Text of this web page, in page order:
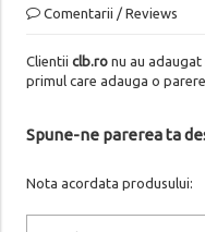
Comentarii / Reviews
Clientii clb.ronu au adaugat
primul care adauga o
Spune-ne parerea ta
Nota acordata produsului: